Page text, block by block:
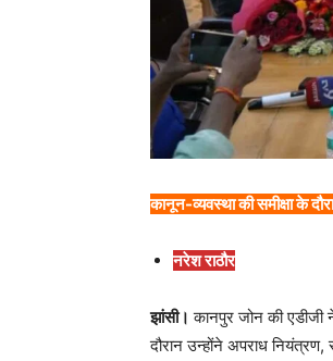
कानून-व्यवस्था की समीक्षा के
नरेश राठौर
झांसी। कानपुर जोन की एडीजी
दौरान उन्होंने अपराध